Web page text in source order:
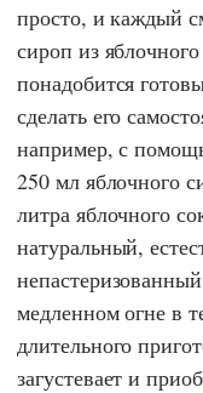
просто, и каждый
сироп из
понадобится
сделать его
например, с
250 мл яблочного
литра яблочного
натуральный,
медленном огне в
длительного
загустевает и